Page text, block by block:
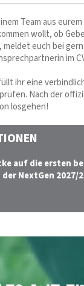
Team aus
wollt, ob
meldet euch bei
im
ihr eine
Nach der
losgehen!
auf die ersten
NextGen 2027/